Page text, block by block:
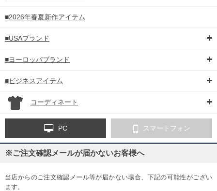
■2026年春夏新作アイテム
■USAブランド
■ヨーロッパブランド
■ビジネスアイテム
コーディネート
PC スマートフォン
※ご注文確認メールが届かないお客様へ
当店からのご注文確認メール等が届かない場合、下記の可能性がござい
ます。